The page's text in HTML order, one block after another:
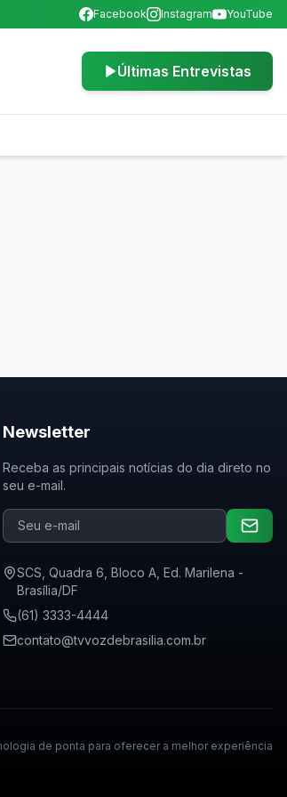
Facebook Instagram YouTube
Últimas Entrevistas
Newsletter
Receba as principais notícias do dia direto no
seu e-mail.
SCS, Quadra 6, Bloco A, Ed. Marilena -
Brasília/DF
(61) 3333-4444
contato@tvvozdebrasilia.com.br
de ponta para oferecer a melhor experiência